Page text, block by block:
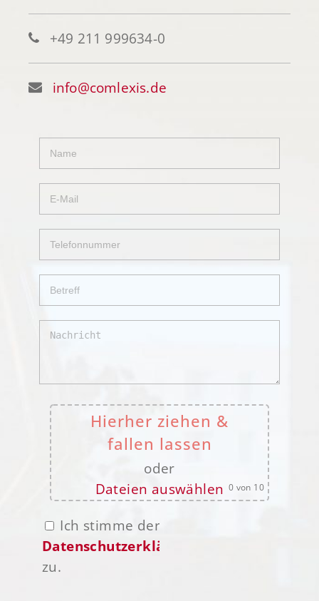
+49 211 999634-0
info@comlexis.de
Hierher ziehen &
fallen lassen
oder
Dateien auswählen 0 von 10
Ich stimme der
Datenschutzerklärung
zu.